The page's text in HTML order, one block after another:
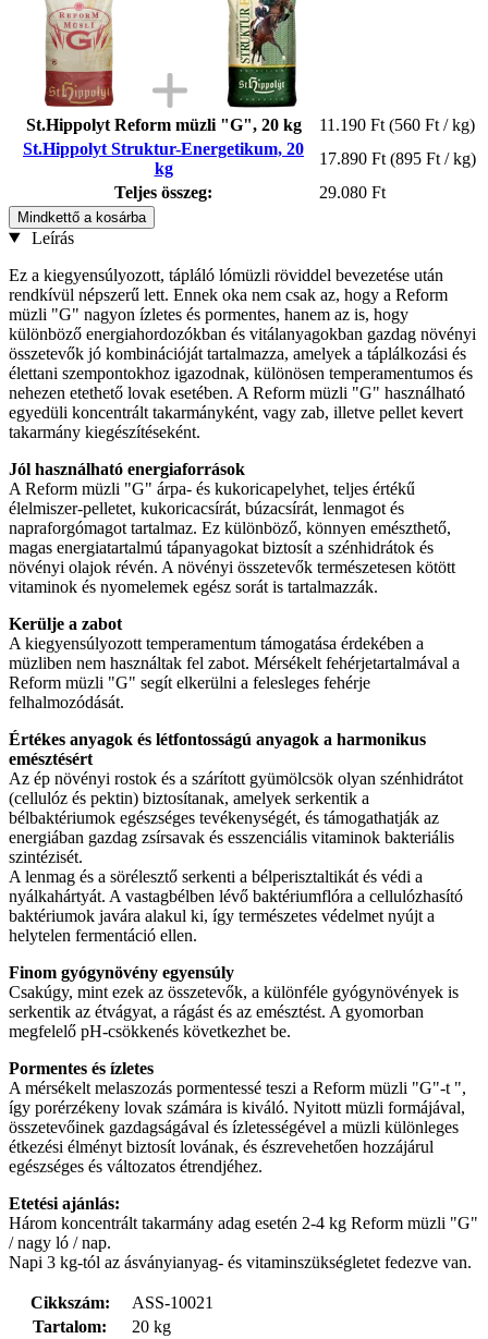
St.Hippolyt Reform müzli "G", 20 kg 11.190 Ft (560 Ft / kg)
St.Hippolyt Struktur-Energetikum, 20
kg
17.890 Ft (895 Ft / kg)
Teljes összeg:
29.080 Ft
Mindkettő a kosárba
Leírás
Ez a kiegyensúlyozott, tápláló lómüzli röviddel bevezetése után
rendkívül népszerű lett. Ennek oka nem csak az, hogy a Reform
müzli "G" nagyon ízletes és pormentes, hanem az is, hogy
különböző energiahordozókban és vitálanyagokban gazdag növényi
összetevők jó kombinációját tartalmazza, amelyek a táplálkozási és
élettani szempontokhoz igazodnak, különösen temperamentumos és
nehezen etethető lovak esetében. A Reform müzli "G" használható
egyedüli koncentrált takarmányként, vagy zab, illetve pellet kevert
takarmány kiegészítéseként.
Jól használható energiaforrások
A Reform müzli "G" árpa- és kukoricapelyhet, teljes értékű
élelmiszer-pelletet, kukoricacsírát, búzacsírát, lenmagot és
napraforgómagot tartalmaz. Ez különböző, könnyen emészthető,
magas energiatartalmú tápanyagokat biztosít a szénhidrátok és
növényi olajok révén. A növényi összetevők természetesen kötött
vitaminok és nyomelemek egész sorát is tartalmazzák.
Kerülje a zabot
A kiegyensúlyozott temperamentum támogatása érdekében a
müzliben nem használtak fel zabot. Mérsékelt fehérjetartalmával a
Reform müzli "G" segít elkerülni a felesleges fehérje
felhalmozódását.
Értékes anyagok és létfontosságú anyagok a harmonikus
emésztésért
Az ép növényi rostok és a szárított gyümölcsök olyan szénhidrátot
(cellulóz és pektin) biztosítanak, amelyek serkentik a
bélbaktériumok egészséges tevékenységét, és támogathatják az
energiában gazdag zsírsavak és esszenciális vitaminok bakteriális
szintézisét.
A lenmag és a sörélesztő serkenti a bélperisztaltikát és védi a
nyálkahártyát. A vastagbélben lévő baktériumflóra a cellulózhasító
baktériumok javára alakul ki, így természetes védelmet nyújt a
helytelen fermentáció ellen.
Finom gyógynövény egyensúly
Csakúgy, mint ezek az összetevők, a különféle gyógynövények is
serkentik az étvágyat, a rágást és az emésztést. A gyomorban
megfelelő pH-csökkenés következhet be.
Pormentes és ízletes
A mérsékelt melaszozás pormentessé teszi a Reform müzli "G"-t ",
így porérzékeny lovak számára is kiváló. Nyitott müzli formájával,
összetevőinek gazdagságával és ízletességével a müzli különleges
étkezési élményt biztosít lovának, és észrevehetően hozzájárul
egészséges és változatos étrendjéhez.
Etetési ajánlás:
Három koncentrált takarmány adag esetén 2-4 kg Reform müzli "G"
/ nagy ló / nap.
Napi 3 kg-tól az ásványianyag- és vitaminszükségletet fedezve van.
Cikkszám:
ASS-10021
Tartalom:
20 kg